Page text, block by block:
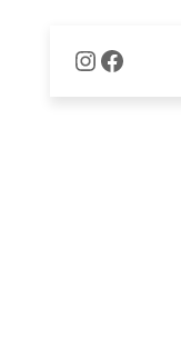
Naschware auf Instagram Facebook